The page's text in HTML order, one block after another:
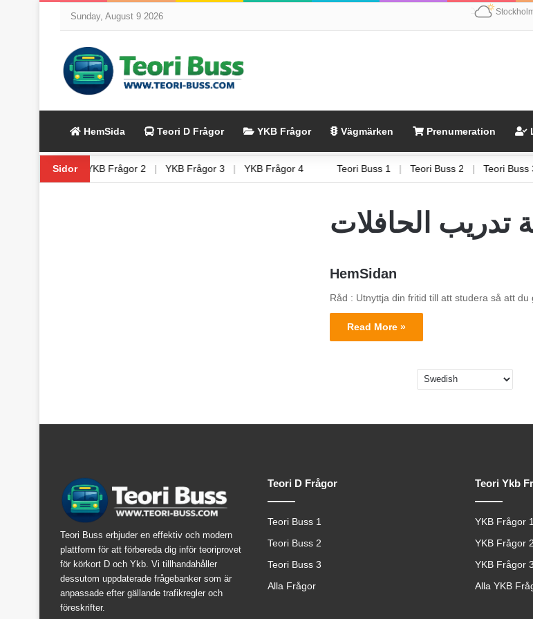
Sunday, August 9 2026
HemSida Teori D Frågor YKB Frågor Vägmärken Prenumeration
Sidor
YKB Frågor 1 YKB Frågor 2 | YKB Frågor 3 | YKB Frågor 4 Teori Buss 1 | Teori Buss 2 | Teori
تدريب الحافلات
HemSidan
Råd : Utnyttja din fritid till att studera så att
Read More »
Teori Buss erbjuder en effektiv och modern
plattform för att förbereda dig inför teoriprovet
för körkort D och Ykb. Vi tillhandahåller
dessutom uppdaterade frågebanker som är
anpassade efter gällande trafikregler och
föreskrifter.
Teori D Frågor
Teori Buss 1
Teori Buss 2
Teori Buss 3
Alla Frågor
Teori Ykb
YKB Frågor 1
YKB Frågor 2
YKB Frågor 3
Alla YKB